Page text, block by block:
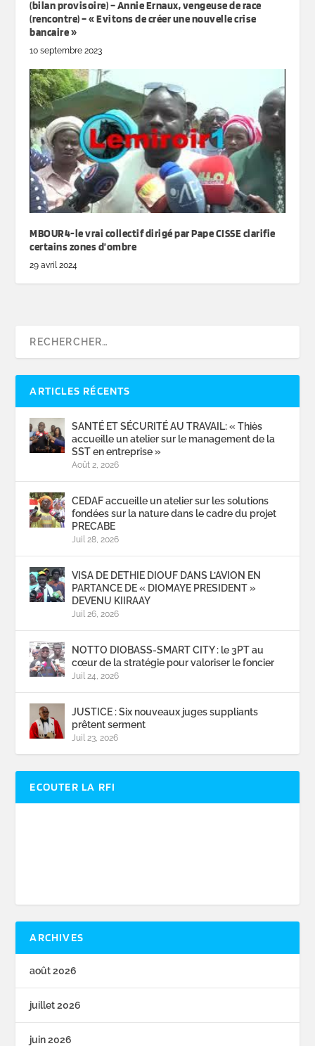
(bilan provisoire) – Annie Ernaux, vengeuse de race
(rencontre) – « Evitons de créer une nouvelle crise
bancaire »
10 septembre 2023
MBOUR4-le vrai collectif dirigé par Pape CISSE clarifie
certains zones d’ombre
29 avril 2024
ARTICLES RÉCENTS
SANTÉ ET SÉCURITÉ AU TRAVAIL: « Thiès
accueille un atelier sur le management de la
SST en entreprise »
Août 2, 2026
CEDAF accueille un atelier sur les solutions
fondées sur la nature dans le cadre du projet
PRECABE
Juil 28, 2026
VISA DE DETHIE DIOUF DANS L’AVION EN
PARTANCE DE « DIOMAYE PRESIDENT »
DEVENU KIIRAAY
Juil 26, 2026
NOTTO DIOBASS-SMART CITY : le 3PT au
cœur de la stratégie pour valoriser le foncier
Juil 24, 2026
JUSTICE : Six nouveaux juges suppliants
prêtent serment
Juil 23, 2026
ECOUTER LA RFI
ARCHIVES
août 2026
juillet 2026
juin 2026